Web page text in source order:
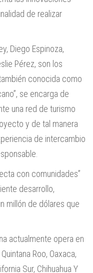
de realizar
Diego Espinoza,
Pérez, son los
conocida como
se encarga de
una red de turismo
y de tal manera
de intercambio
con comunidades”
desarrollo,
millón de dólares que
actualmente opera en
Roo, Oaxaca,
Sur, Chihuahua Y